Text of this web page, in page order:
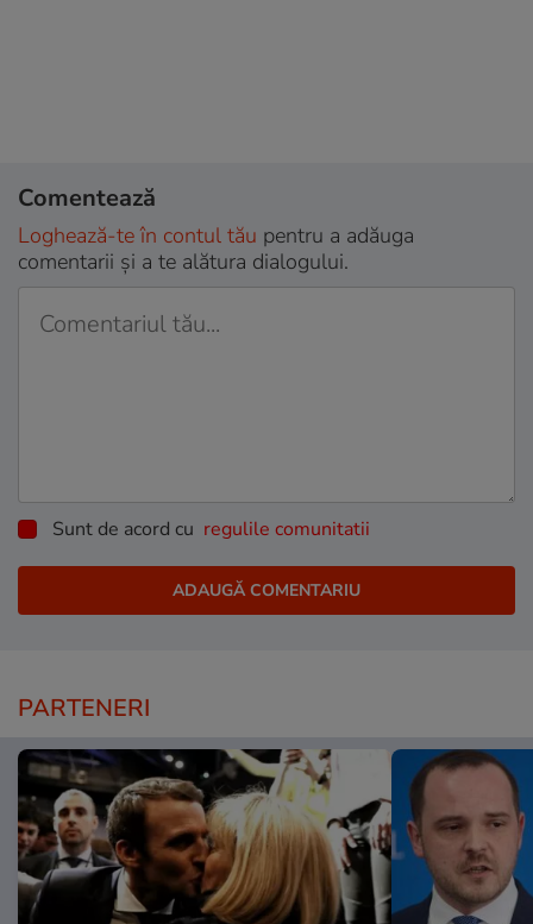
Comentează
Loghează-te în contul tău pentru a adăuga
comentarii și a te alătura dialogului.
Sunt de acord cu regulile comunitatii
PARTENERI